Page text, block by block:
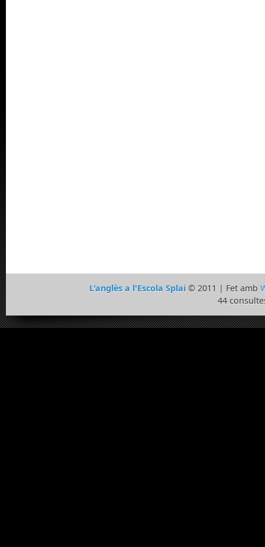
L'anglès a l'Escola Splai© 2011 | Fet amb
44